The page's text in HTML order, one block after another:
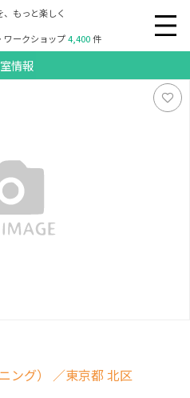
もっと楽しく
ワークショップ4,400件
情報
ング） ／東京都 北区